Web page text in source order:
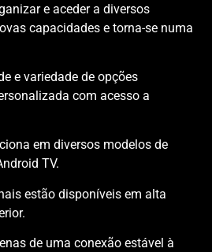
e aceder a diversos
capacidades e torna-se numa
e variedade de opções
com acesso a
em diversos modelos de
TV.
estão disponíveis em alta
de uma conexão estável à